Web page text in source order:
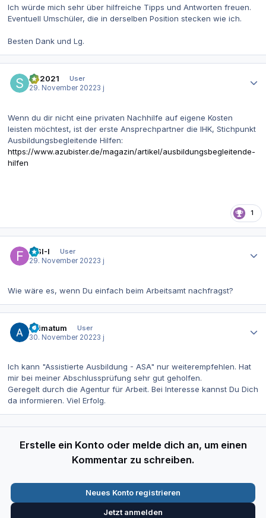
Ich würde mich sehr über hilfreiche Tipps und Antworten freuen.
Eventuell Umschüler, die in derselben Position stecken wie ich.
Besten Dank und Lg.
SR2021
User
29. November 20223 j
Wenn du dir nicht eine privaten Nachhilfe auf eigene Kosten
leisten möchtest, ist der erste Ansprechpartner die IHK, Stichpunkt
Ausbildungsbegleitende Hilfen:
https://www.azubister.de/magazin/artikel/ausbildungsbegleitende-
hilfen
1
FISI-I
User
29. November 20223 j
Wie wäre es, wenn Du einfach beim Arbeitsamt nachfragst?
ultimatum
User
30. November 20223 j
Ich kann "Assistierte Ausbildung - ASA" nur weiterempfehlen. Hat
mir bei meiner Abschlussprüfung sehr gut geholfen.
Geregelt durch die Agentur für Arbeit. Bei Interesse kannst Du Dich
da informieren. Viel Erfolg.
Erstelle ein Konto oder melde dich an, um einen
Kommentar zu schreiben.
Neues Konto registrieren
Jetzt anmelden